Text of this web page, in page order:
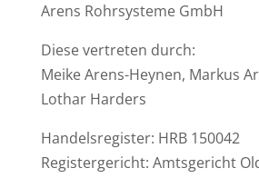
Arens Rohrsysteme GmbH
Diese vertreten durch:
Meike Arens-Heynen, Markus
Lothar Harders
Handelsregister: HRB 150042
Registergericht: Amtsgericht